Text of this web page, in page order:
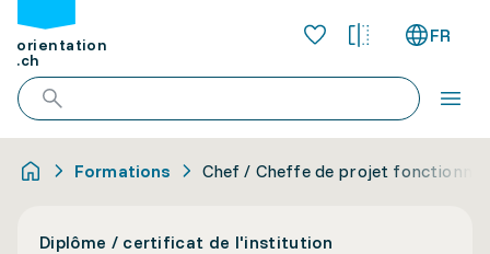
orientation
.ch
FR
Formations Chef / Cheffe de projet fonctionnel
Diplôme / certificat de l'institution